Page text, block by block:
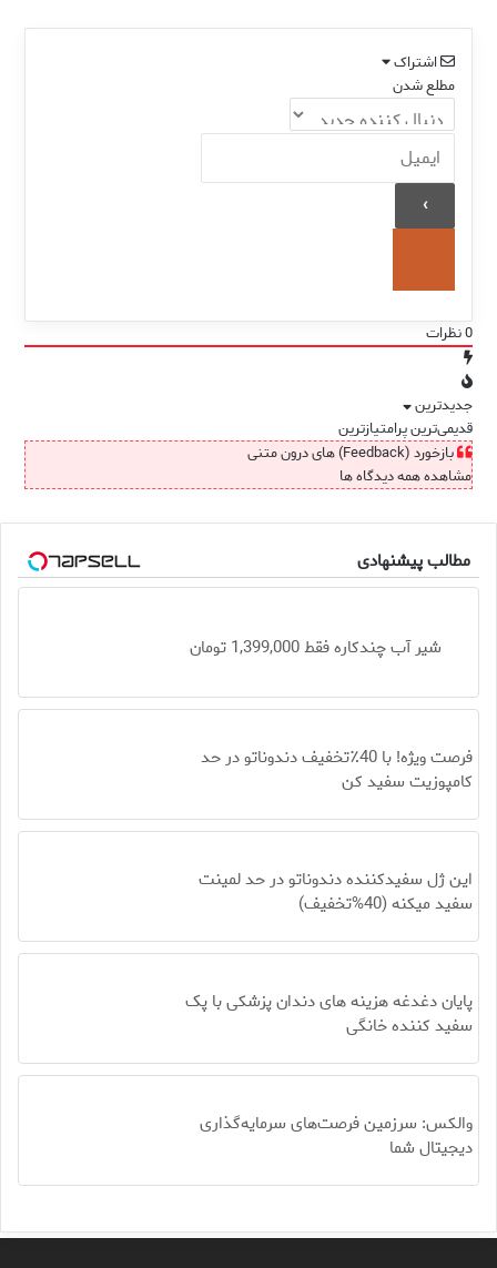
اشتراک
مطلع شدن
0نظرات
جدیدترین
قدیمی‌ترینپرامتیازترین
بازخورد (Feedback) های درون متنی
مشاهده همه دیدگاه ها
مطالب پیشنهادی
شیر آب چندکاره فقط 1,399,000 تومان
فرصت ویژه! با 40٪تخفیف دندوناتو در حد
کامپوزیت سفید کن
این ژل سفیدکننده دندوناتو در حد لمینت
سفید میکنه (40%تخفیف)
پایان دغدغه هزینه های دندان پزشکی با پک
سفید کننده خانگی
والکس: سرزمین فرصت‌های سرمایه‌گذاری
دیجیتال شما